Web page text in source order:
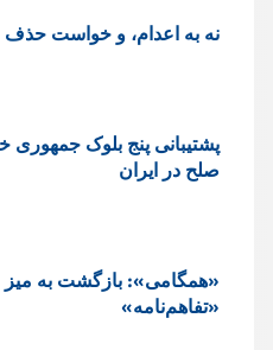
نه به اعدام، و خواست حذف
پشتيبانی پنج بلوک جمهوری
صلح در ایران
«همگامی»: بازگشت به میز
«تفاهم‌نامه»